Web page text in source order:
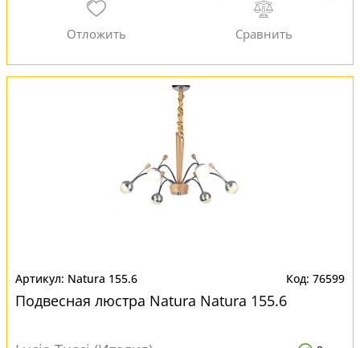
Natura 155.6 76599
Подвесная люстра Natura Natura 155.6